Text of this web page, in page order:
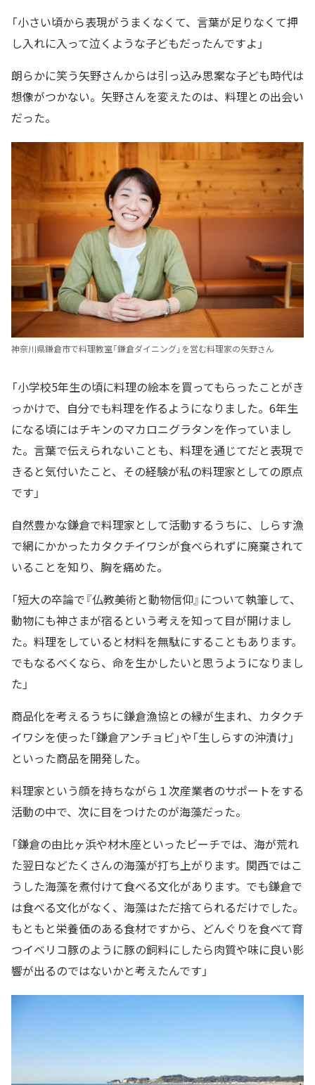
「小さい頃から表現がうまくなくて、言葉が足りなくて押
し入れに入って泣くような子どもだったんですよ」
朗らかに笑う矢野さんからは引っ込み思案な子ども時代は
想像がつかない。矢野さんを変えたのは、料理との出会い
だった。
神奈川県鎌倉市で料理教室「鎌倉ダイニング」を営む料理家の矢野さん
「小学校5年生の頃に料理の絵本を買ってもらったことがき
っかけで、自分でも料理を作るようになりました。6年生
になる頃にはチキンのマカロニグラタンを作っていまし
た。言葉で伝えられないことも、料理を通じてだと表現で
きると気付いたこと、その経験が私の料理家としての原点
です」
自然豊かな鎌倉で料理家として活動するうちに、しらす漁
で網にかかったカタクチイワシが食べられずに廃棄されて
いることを知り、胸を痛めた。
「短大の卒論で『仏教美術と動物信仰』について執筆して、
動物にも神さまが宿るという考えを知って目が開けまし
た。料理をしていると材料を無駄にすることもあります。
でもなるべくなら、命を生かしたいと思うようになりまし
た」
商品化を考えるうちに鎌倉漁協との縁が生まれ、カタクチ
イワシを使った「鎌倉アンチョビ」や「生しらすの沖漬け」
といった商品を開発した。
料理家という顔を持ちながら１次産業者のサポートをする
活動の中で、次に目をつけたのが海藻だった。
「鎌倉の由比ヶ浜や材木座といったビーチでは、海が荒れ
た翌日などたくさんの海藻が打ち上がります。関西ではこ
うした海藻を煮付けて食べる文化があります。でも鎌倉で
は食べる文化がなく、海藻はただ捨てられるだけでした。
もともと栄養価のある食材ですから、どんぐりを食べて育
つイベリコ豚のように豚の飼料にしたら肉質や味に良い影
響が出るのではないかと考えたんです」